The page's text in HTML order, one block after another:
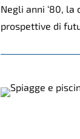
Negli anni ‘80,
prospettive di